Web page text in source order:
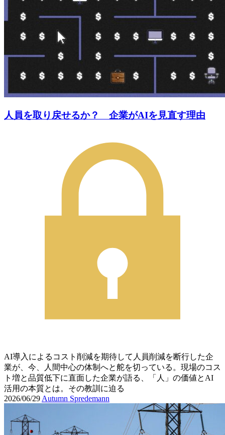
人員を取り戻せるか？ 企業がAIを見直す理由
AI導入によるコスト削減を期待して人員削減を断行した企
業が、今、人間中心の体制へと舵を切っている。現場のコス
ト増と品質低下に直面した企業が語る、「人」の価値とAI
活用の本質とは。その教訓に迫る
2026/06/29 Autumn Spredemann